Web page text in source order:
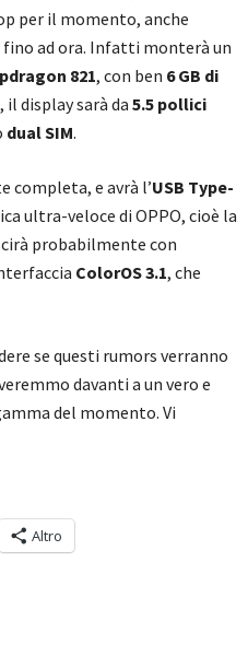
per il momento, anche
ad ora. Infatti monterà un
821, con ben 6 GB di
display sarà da 5.5 pollici
dual SIM.
completa, e avrà l’USB Type-
ultra-veloce di OPPO, cioè la
probabilmente con
ColorOS 3.1, che
se questi rumors verranno
davanti a un vero e
del momento. Vi
Altro